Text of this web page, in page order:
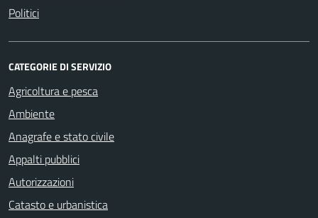
Politici
CATEGORIE DI SERVIZIO
Agricoltura e pesca
Ambiente
Anagrafe e stato civile
Appalti pubblici
Autorizzazioni
Catasto e urbanistica